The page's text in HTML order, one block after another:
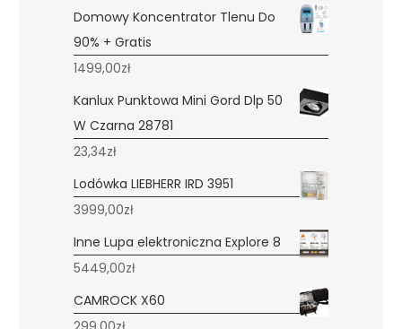
Domowy Koncentrator Tlenu Do
90% + Gratis
1499,00zł
Kanlux Punktowa Mini Gord Dlp 50
W Czarna 28781
23,34zł
Lodówka LIEBHERR IRD 3951
3999,00zł
Inne Lupa elektroniczna Explore 8
5449,00zł
CAMROCK X60